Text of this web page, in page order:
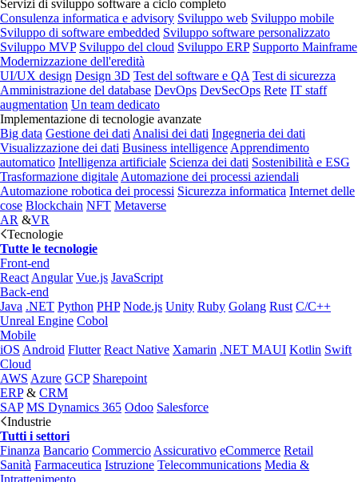
Servizi di sviluppo software a ciclo completo
Consulenza informatica e advisory Sviluppo web Sviluppo mobile
Sviluppo di software embedded Sviluppo software personalizzato
Sviluppo MVP Sviluppo del cloud Sviluppo ERP Supporto Mainframe
Modernizzazione dell'eredità
UI/UX design Design 3D Test del software e QA Test di sicurezza
Amministrazione del database DevOps DevSecOps Rete IT staff
augmentation Un team dedicato
Implementazione di tecnologie avanzate
Big data Gestione dei dati Analisi dei dati Ingegneria dei dati
Visualizzazione dei dati Business intelligence Apprendimento
automatico Intelligenza artificiale Scienza dei dati Sostenibilità e ESG
Trasformazione digitale Automazione dei processi aziendali
Automazione robotica dei processi Sicurezza informatica Internet delle
cose Blockchain NFT Metaverse
AR &VR
Tecnologie
Tutte le tecnologie
Front-end
React Angular Vue.js JavaScript
Back-end
Java .NET Python PHP Node.js Unity Ruby Golang Rust C/C++
Unreal Engine Cobol
Mobile
iOS Android Flutter React Native Xamarin .NET MAUI Kotlin Swift
Cloud
AWS Azure GCP Sharepoint
ERP& CRM
SAP MS Dynamics 365 Odoo Salesforce
Industrie
Tutti i settori
Finanza Bancario Commercio Assicurativo eCommerce Retail
Sanità Farmaceutica Istruzione Telecommunications Media &
Intrattenimento